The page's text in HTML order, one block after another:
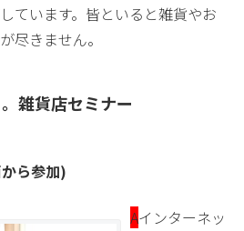
ています。皆といると雑貨やお
尽きません。
雑貨店セミナー
ら参加)
Aインターネッ